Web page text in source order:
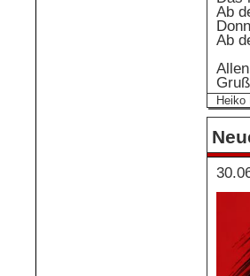
Ab
Ab
Heiko